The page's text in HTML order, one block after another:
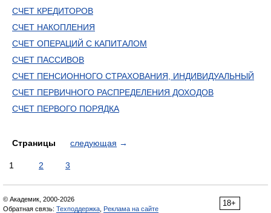
СЧЕТ КРЕДИТОРОВ
СЧЕТ НАКОПЛЕНИЯ
СЧЕТ ОПЕРАЦИЙ С КАПИТАЛОМ
СЧЕТ ПАССИВОВ
СЧЕТ ПЕНСИОННОГО СТРАХОВАНИЯ, ИНДИВИДУАЛЬНЫЙ
СЧЕТ ПЕРВИЧНОГО РАСПРЕДЕЛЕНИЯ ДОХОДОВ
СЧЕТ ПЕРВОГО ПОРЯДКА
Страницы следующая →
1 2 3
18+
© Академик, 2000-2026
Обратная связь: Техподдержка Реклама на сайте